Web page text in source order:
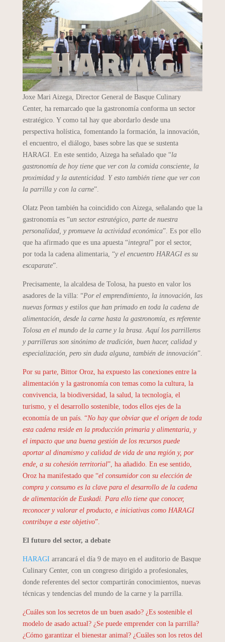
Joxe Mari Aizega, Director General de Basque Culinary
Center, ha remarcado que la gastronomía conforma un sector
estratégico. Y como tal hay que abordarlo desde una
perspectiva holística, fomentando la formación, la innovación,
el encuentro, el diálogo, bases sobre las que se sustenta
HARAGI. En este sentido, Aizega ha señalado que “la
gastronomía de hoy tiene que ver con la comida consciente, la
proximidad y la autenticidad. Y esto también tiene que ver con
la parrilla y con la carne”.
Olatz Peon también ha coincidido con Aizega, señalando que la
gastronomía es “un sector estratégico, parte de nuestra
personalidad, y promueve la actividad económica”. Es por ello
que ha afirmado que es una apuesta “integral” por el sector,
por toda la cadena alimentaria, “y el encuentro HARAGI es su
escaparate”.
Precisamente, la alcaldesa de Tolosa, ha puesto en valor los
asadores de la villa: “Por el emprendimiento, la innovación, las
nuevas formas y estilos que han primado en toda la cadena de
alimentación, desde la carne hasta la gastronomía, es referente
Tolosa en el mundo de la carne y la brasa. Aquí los parrilleros
y parrilleras son sinónimo de tradición, buen hacer, calidad y
especialización, pero sin duda alguna, también de innovación”.
Por su parte, Bittor Oroz, ha expuesto las conexiones entre la
alimentación y la gastronomía con temas como la cultura, la
convivencia, la biodiversidad, la salud, la tecnología, el
turismo, y el desarrollo sostenible, todos ellos ejes de la
economía de un país. “No hay que obviar que el origen de toda
esta cadena reside en la producción primaria y alimentaria, y
el impacto que una buena gestión de los recursos puede
aportar al dinamismo y calidad de vida de una región y, por
ende, a su cohesión territorial”, ha añadido. En ese sentido,
Oroz ha manifestado que “el consumidor con su elección de
compra y consumo es la clave para el desarrollo de la cadena
de alimentación de Euskadi. Para ello tiene que conocer,
reconocer y valorar el producto, e iniciativas como HARAGI
contribuye a este objetivo”.
El futuro del sector, a debate
HARAGI arrancará el día 9 de mayo en el auditorio de Basque
Culinary Center, con un congreso dirigido a profesionales,
donde referentes del sector compartirán conocimientos, nuevas
técnicas y tendencias del mundo de la carne y la parrilla.
¿Cuáles son los secretos de un buen asado? ¿Es sostenible el
modelo de asado actual? ¿Se puede emprender con la parrilla?
¿Cómo garantizar el bienestar animal? ¿Cuáles son los retos del